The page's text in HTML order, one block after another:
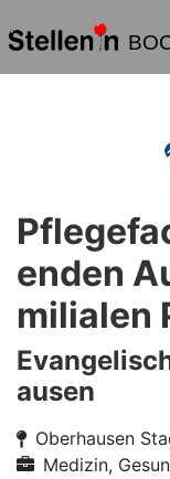
enden
milialen
ausen
Oberhausen
Medizin,